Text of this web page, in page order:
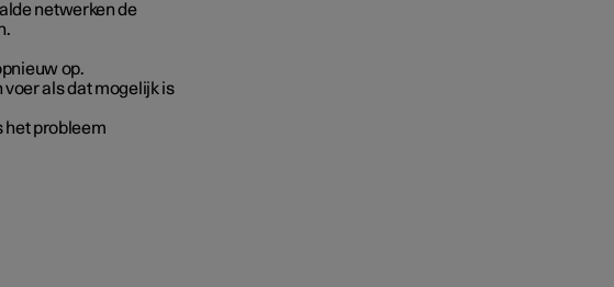
netwerken de
op.
voer als dat mogelijk is
het probleem